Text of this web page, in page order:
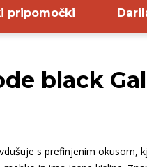
Bogato rdeče
Bogato belo
Bogato rose
pripomočki
black
s prefinjenim okusom,